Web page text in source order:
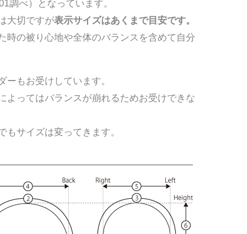
調べ）となっています。
大切ですが表示サイズはあくまで目安です。
時の被り心地や全体のバランスを含めて自分
ーもお受けしています。
よってはバランスが崩れるためお受けできな
サイズは変ってきます。